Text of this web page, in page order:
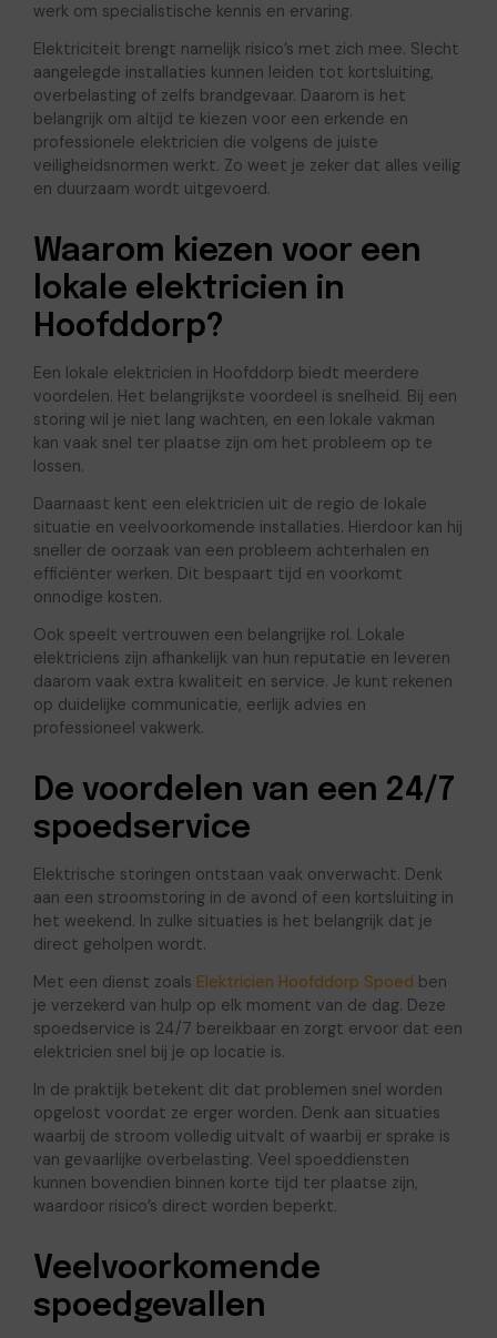
werk om specialistische kennis en ervaring.
Elektriciteit brengt namelijk risico’s met zich mee. Slecht
aangelegde installaties kunnen leiden tot kortsluiting,
overbelasting of zelfs brandgevaar. Daarom is het
belangrijk om altijd te kiezen voor een erkende en
professionele elektricien die volgens de juiste
veiligheidsnormen werkt. Zo weet je zeker dat alles veilig
en duurzaam wordt uitgevoerd.
Waarom kiezen voor een
lokale elektricien in
Hoofddorp?
Een lokale elektricien in Hoofddorp biedt meerdere
voordelen. Het belangrijkste voordeel is snelheid. Bij een
storing wil je niet lang wachten, en een lokale vakman
kan vaak snel ter plaatse zijn om het probleem op te
lossen.
Daarnaast kent een elektricien uit de regio de lokale
situatie en veelvoorkomende installaties. Hierdoor kan hij
sneller de oorzaak van een probleem achterhalen en
efficiënter werken. Dit bespaart tijd en voorkomt
onnodige kosten.
Ook speelt vertrouwen een belangrijke rol. Lokale
elektriciens zijn afhankelijk van hun reputatie en leveren
daarom vaak extra kwaliteit en service. Je kunt rekenen
op duidelijke communicatie, eerlijk advies en
professioneel vakwerk.
De voordelen van een 24/7
spoedservice
Elektrische storingen ontstaan vaak onverwacht. Denk
aan een stroomstoring in de avond of een kortsluiting in
het weekend. In zulke situaties is het belangrijk dat je
direct geholpen wordt.
Met een dienst zoals Elektricien Hoofddorp Spoed ben
je verzekerd van hulp op elk moment van de dag. Deze
spoedservice is 24/7 bereikbaar en zorgt ervoor dat een
elektricien snel bij je op locatie is.
In de praktijk betekent dit dat problemen snel worden
opgelost voordat ze erger worden. Denk aan situaties
waarbij de stroom volledig uitvalt of waarbij er sprake is
van gevaarlijke overbelasting. Veel spoeddiensten
kunnen bovendien binnen korte tijd ter plaatse zijn,
waardoor risico’s direct worden beperkt.
Veelvoorkomende
spoedgevallen